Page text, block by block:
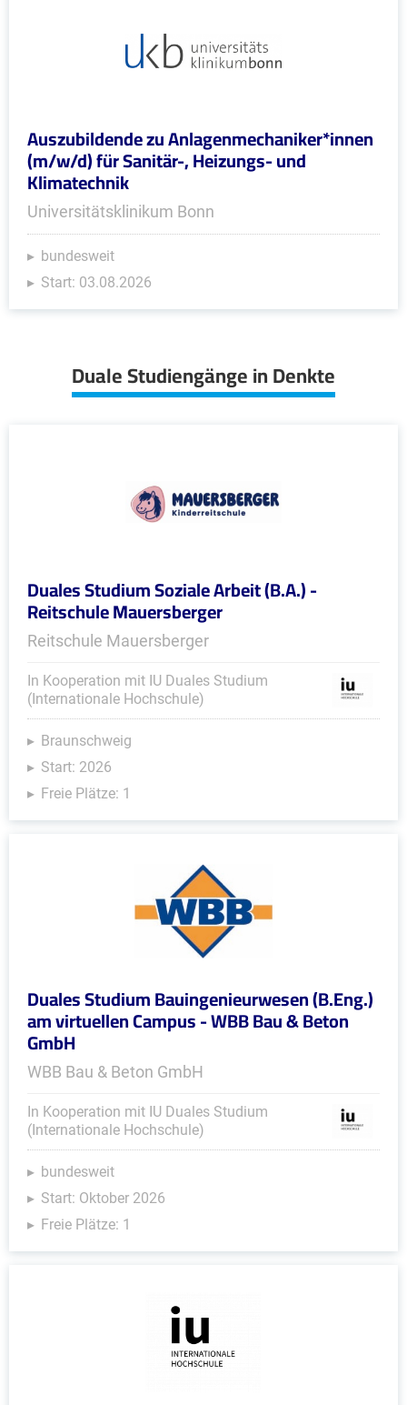
Auszubildende zu Anlagenmechaniker*innen
(m/w/d) für Sanitär-, Heizungs- und
Klimatechnik
Universitätsklinikum Bonn
bundesweit
Start: 03.08.2026
Duale Studiengänge in Denkte
Duales Studium Soziale Arbeit (B.A.) -
Reitschule Mauersberger
Reitschule Mauersberger
In Kooperation mit IU Duales Studium
(Internationale Hochschule)
Braunschweig
Start: 2026
Freie Plätze: 1
Duales Studium Bauingenieurwesen (B.Eng.)
am virtuellen Campus - WBB Bau & Beton
GmbH
WBB Bau & Beton GmbH
In Kooperation mit IU Duales Studium
(Internationale Hochschule)
bundesweit
Start: Oktober 2026
Freie Plätze: 1